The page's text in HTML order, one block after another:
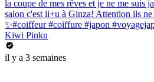
la coupe de mes rêves et je ne me suis
salon c'est ii+u à Ginza! Attention ils
✨#coiffeur #coiffure #japon
Kiwi Pinku
il y a 3 semaines